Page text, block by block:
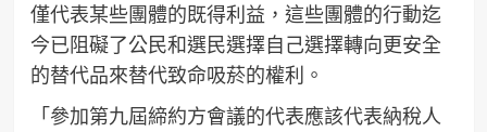
僅代表某些團體的既得利益，這些團體的行動迄
今已阻礙了公民和選民選擇自己選擇轉向更安全
的替代品來替代致命吸菸的權利。
「參加第九屆締約方會議的代表應該代表納稅人